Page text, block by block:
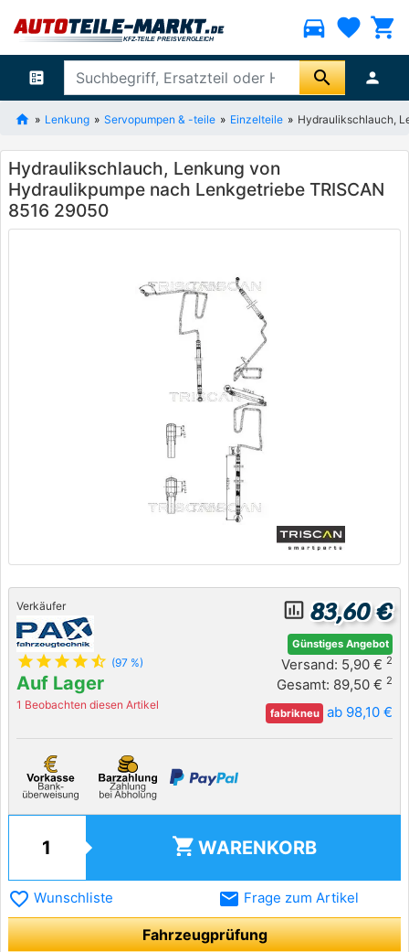
directions_car favorite shopping_cart
ballot search person
Lenkung Servopumpen & -teile Einzelteile Hydraulikschlauch,
Hydraulikschlauch, Lenkung von
Hydraulikpumpe nach Lenkgetriebe TRISCAN
8516 29050
Verkäufer
star star star star star_half (97 %)
Auf Lager
1 Beobachten diesen Artikel
insert_chart_outlined 83,60 €
Günstiges Angebot
Versand: 5,90 € 2
Gesamt: 89,50 € 2
fabrikneu ab 98,10 €
shopping_cart WARENKORB
favorite_border Wunschliste email Frage zum Artikel
Fahrzeugprüfung